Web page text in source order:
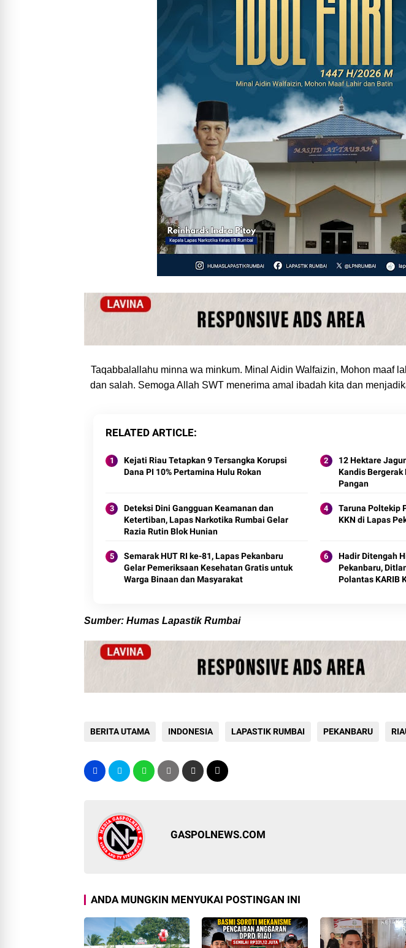
Taqabbalallahu minna wa minkum. Minal Aidin Walfaizin, Mohon maaf
dan salah. Semoga Allah SWT menerima amal ibadah kita dan
RELATED ARTICLE
Kejati Riau Tetapkan 9 Tersangka Korupsi
Dana PI 10% Pertamina Hulu Rokan
12 Hektare
Kandis Bergerak
Pangan
Deteksi Dini Gangguan Keamanan dan
Ketertiban, Lapas Narkotika Rumbai Gelar
Razia Rutin Blok Hunian
Taruna Poltekip
KKN di Lapas
Semarak HUT RI ke-81, Lapas Pekanbaru
Gelar Pemeriksaan Kesehatan Gratis untuk
Warga Binaan dan Masyarakat
Hadir Ditengah
Pekanbaru,
Polantas KARIB
Sumber: Humas Lapastik Rumbai
BERITA UTAMA INDONESIA LAPASTIK RUMBAI PEKANBARU
GASPOLNEWS.COM
ANDA MUNGKIN MENYUKAI POSTINGAN INI